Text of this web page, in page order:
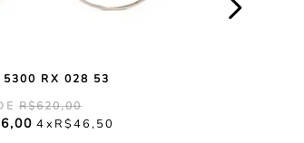
5300 RX 028 53
R$620,00
,00 4 R$46,50